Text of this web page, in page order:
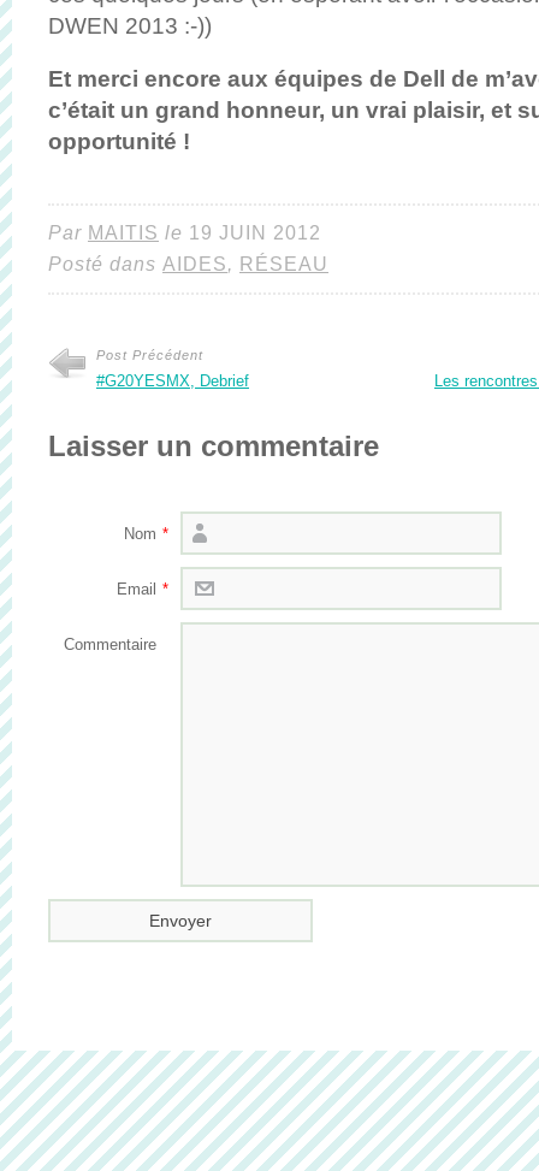
DWEN 2013 :-))
Et merci encore aux équipes de Dell de
c’était un grand honneur, un vrai plaisir, et
opportunité !
Par MAITIS le 19 JUIN 2012
Posté dans AIDES, RÉSEAU
Post Précédent
#G20YESMX, Debrief Les
Laisser un commentaire
Nom *
Email *
Commentaire